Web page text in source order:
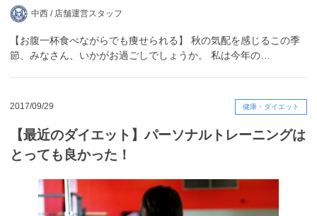
中西 / 店舗運営スタッフ
【お腹一杯食べながらでも痩せられる】 秋の気配を感じるこの季
節、みなさん、いかがお過ごしでしょうか。 私は今年の…
2017/09/29 健康・ダイエット
【最近のダイエット】パーソナルトレーニングは
とっても良かった！